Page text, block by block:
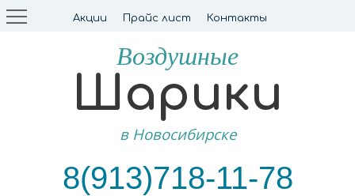
Акции Прайс лист Контакты
Воздушные
Шарики
в Новосибирске
8(913)718-11-78